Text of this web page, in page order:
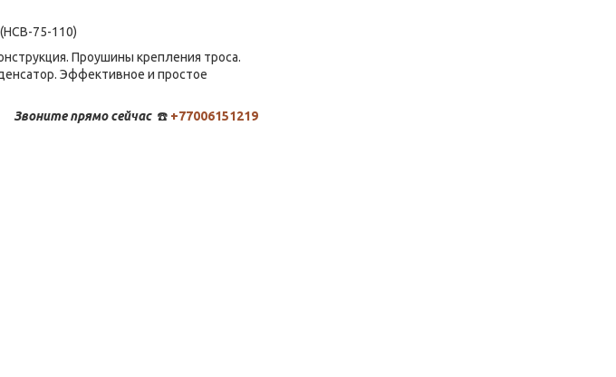
75-110)
Проушины крепления троса.
Эффективное и простое
Звоните прямо сейчас ☎️ +77006151219